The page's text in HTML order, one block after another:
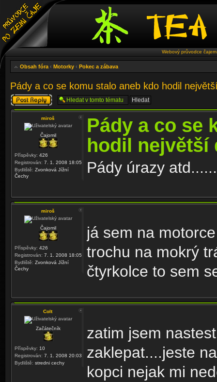
Webový průvodce
Obsah fóra ‹ Motorky ‹ Pokec a zábava
Pády a co se komu stalo aneb kdo hodil
Odeslat odpověď
miroš
Čajomil
Příspěvky: 426
Registrován: 7. 1. 2008 18:05
Bydliště: Zvonková Jížní
Čechy
Pády a co se
hodil největší
Pády úrazy
miroš
Čajomil
Příspěvky: 426
Registrován: 7. 1. 2008 18:05
Bydliště: Zvonková Jížní
Čechy
já sem na
trochu na mokrý
čtyrkolce to sem
Colt
Začátečník
Příspěvky: 10
Registrován: 7. 1. 2008 20:03
Bydliště: stredni cechy
zatim jsem
zaklepat....jeste
kopci nejak mi